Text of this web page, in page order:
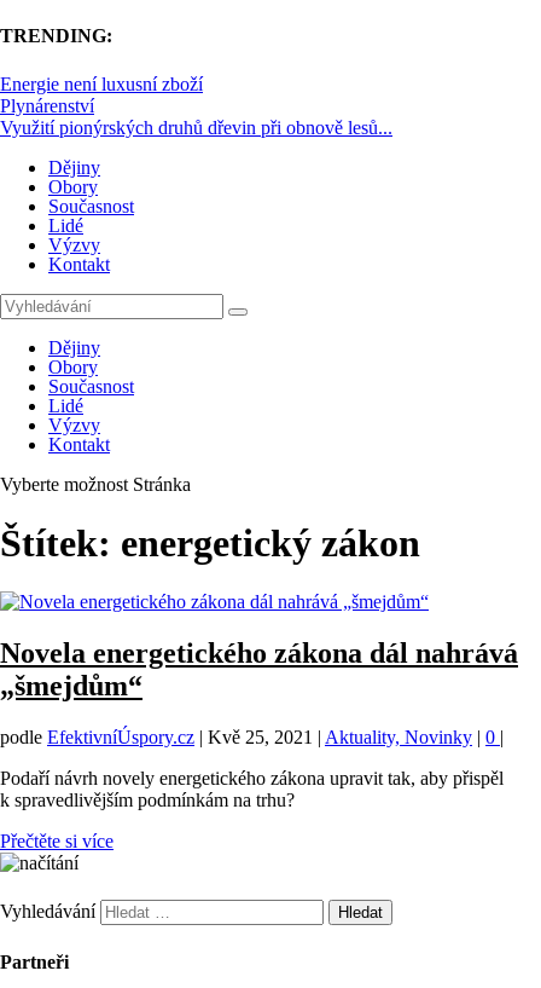
TRENDING:
Energie není luxusní zboží
Plynárenství
Využití pionýrských druhů dřevin při obnově lesů...
Dějiny
Obory
Současnost
Lidé
Výzvy
Kontakt
Dějiny
Obory
Současnost
Lidé
Výzvy
Kontakt
Vyberte možnost Stránka
Štítek: energetický zákon
Novela energetického zákona dál nahrává
„šmejdům“
podle EfektivníÚspory.cz | Kvě 25, 2021 | Aktuality, Novinky | 0 |
Podaří návrh novely energetického zákona upravit tak, aby přispěl
k spravedlivějším podmínkám na trhu?
Přečtěte si více
Vyhledávání
Partneři